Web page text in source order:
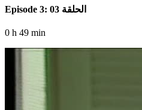
Episode 3: الحلقة 03
0 h 49 min